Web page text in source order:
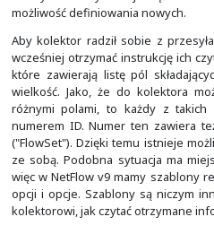
Obsługa przepływów w
do kolektora to dwie różne
kolektora NetFlow,
eksportu danych NetFlow.
maksymalnie dwóch
znajdują się przykładowe
wersji eksportu danych
(adres IP i numer portu UDP).